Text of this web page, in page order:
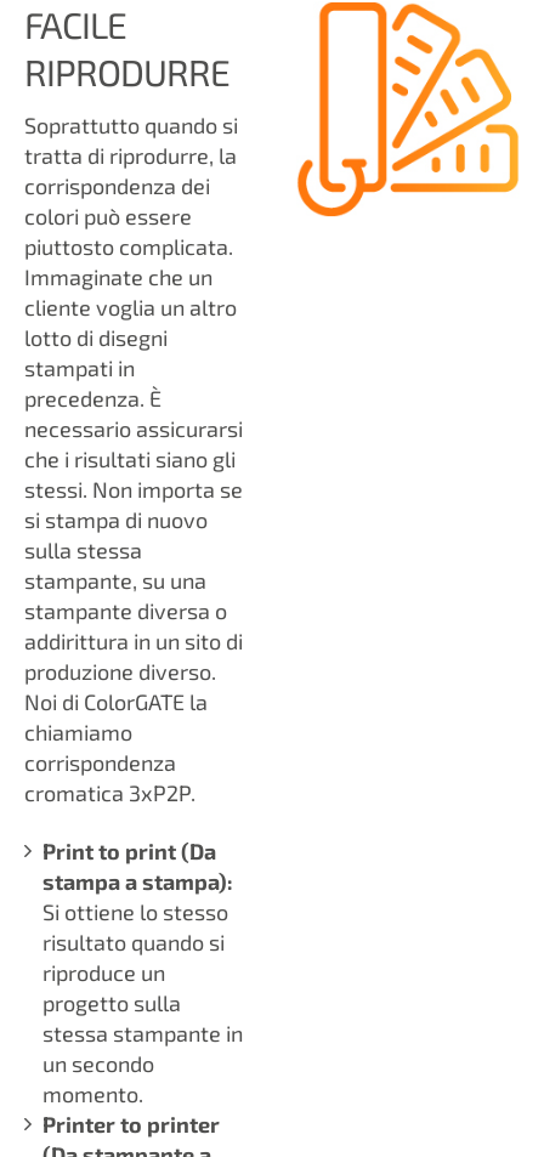
FACILE
RIPRODURRE
Soprattutto quando si
tratta di riprodurre, la
corrispondenza dei
colori può essere
piuttosto complicata.
Immaginate che un
cliente voglia un altro
lotto di disegni
stampati in
precedenza. È
necessario assicurarsi
che i risultati siano gli
stessi. Non importa se
si stampa di nuovo
sulla stessa
stampante, su una
stampante diversa o
addirittura in un sito di
produzione diverso.
Noi di ColorGATE la
chiamiamo
corrispondenza
cromatica 3xP2P.
Print to print (Da
stampa a stampa):
Si ottiene lo stesso
risultato quando si
riproduce un
progetto sulla
stessa stampante in
un secondo
momento.
Printer to printer